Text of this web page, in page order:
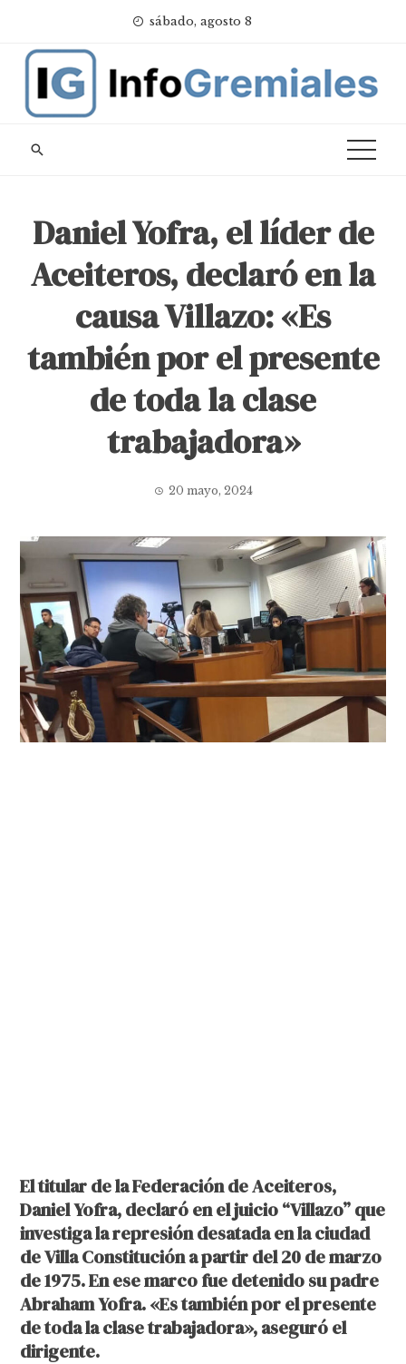
content
sábado, agosto 8
Daniel Yofra, el líder de
Aceiteros, declaró en la
causa Villazo: «Es
también por el presente
de toda la clase
trabajadora»
20 mayo, 2024
El titular de la Federación de Aceiteros,
Daniel Yofra, declaró en el juicio “Villazo” que
investiga la represión desatada en la ciudad
de Villa Constitución a partir del 20 de marzo
de 1975. En ese marco fue detenido su padre
Abraham Yofra. «Es también por el presente
de toda la clase trabajadora», aseguró el
dirigente.